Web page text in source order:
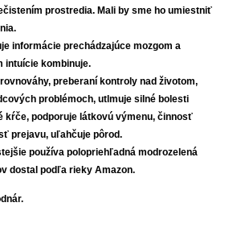
prostredia. Mali by sme ho umiestniť
informácie prechádzajúce mozgom a
intuície kombinuje.
preberaní kontroly nad životom,
problémoch, utlmuje silné bolesti
kŕče, podporuje látkovú výmenu, činnosť
prejavu, uľahčuje pôrod.
používa polopriehľadná modrozelená
dostal podľa rieky Amazon.